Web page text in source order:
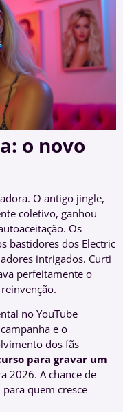
o novo
O antigo jingle,
coletivo, ganhou
Os
bastidores dos Electric
intrigados. Curti
perfeitamente o
no YouTube
e o
dos fãs
para gravar um
2026. A chance de
quem cresce